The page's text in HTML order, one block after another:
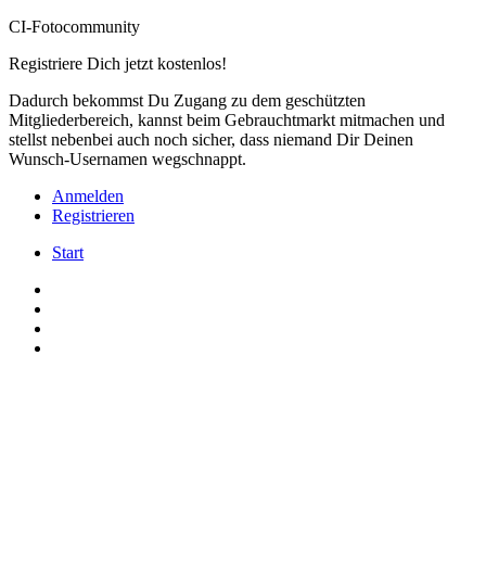
CI-Fotocommunity
Registriere Dich jetzt kostenlos!
Dadurch bekommst Du Zugang zu dem geschützten
Mitgliederbereich, kannst beim Gebrauchtmarkt mitmachen und
stellst nebenbei auch noch sicher, dass niemand Dir Deinen
Wunsch-Usernamen wegschnappt.
Anmelden
Registrieren
Start